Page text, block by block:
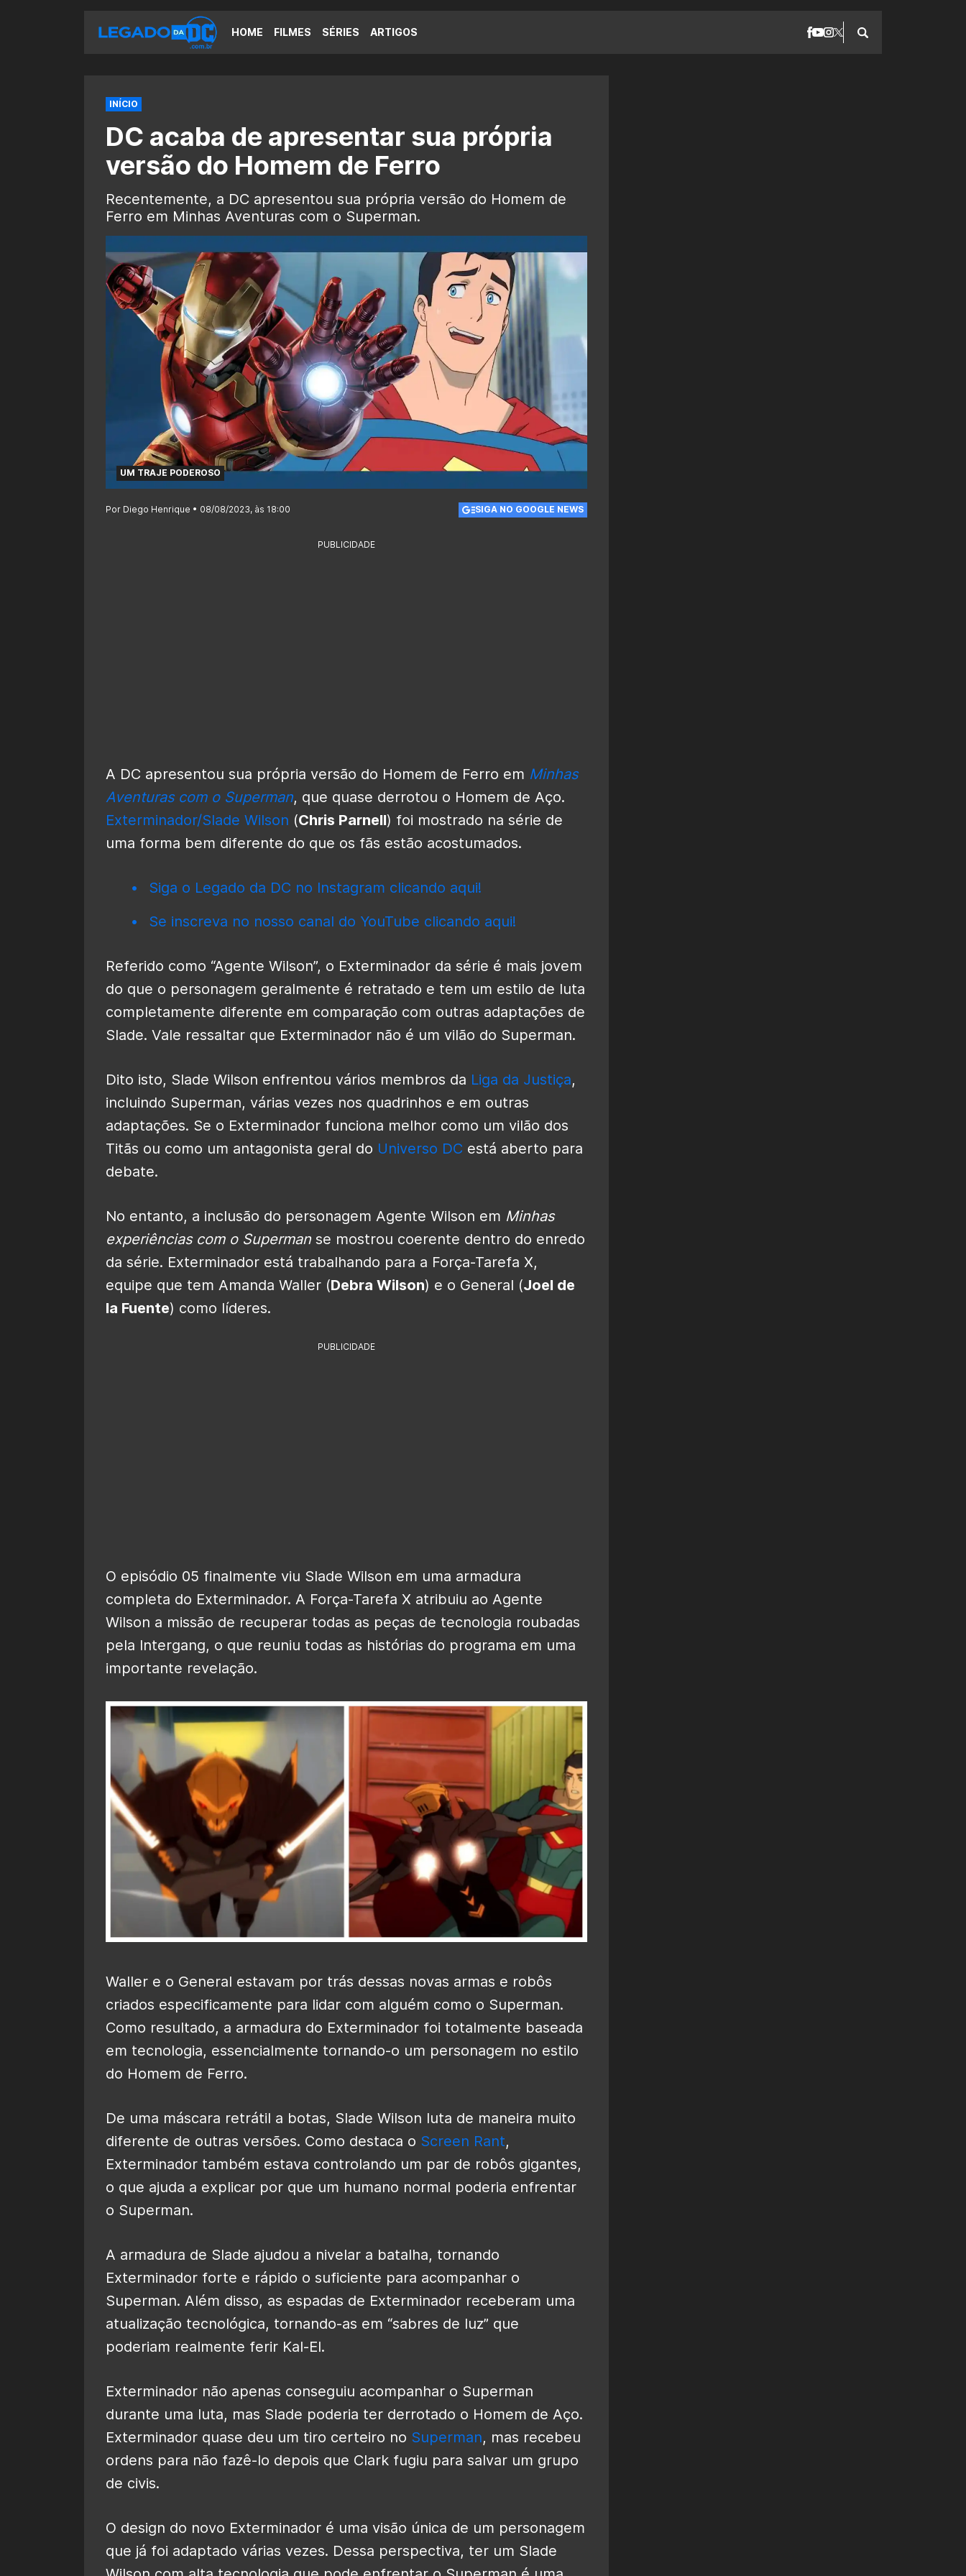
HOME FILMES SÉRIES ARTIGOS
INÍCIO
DC acaba de apresentar sua própria
versão do Homem de Ferro
Recentemente, a DC apresentou sua própria versão do Homem de
Ferro em Minhas Aventuras com o Superman.
UM TRAJE PODEROSO
Por Diego Henrique • 08/08/2023, às 18:00 SIGA NO GOOGLE NEWS
PUBLICIDADE
A DC apresentou sua própria versão do Homem de Ferro em Minhas
Aventuras com o Superman, que quase derrotou o Homem de Aço.
Exterminador/Slade Wilson (Chris Parnell) foi mostrado na série de
uma forma bem diferente do que os fãs estão acostumados.
Siga o Legado da DC no Instagram clicando aqui!
Se inscreva no nosso canal do YouTube clicando aqui!
Referido como “Agente Wilson”, o Exterminador da série é mais jovem
do que o personagem geralmente é retratado e tem um estilo de luta
completamente diferente em comparação com outras adaptações de
Slade. Vale ressaltar que Exterminador não é um vilão do Superman.
Dito isto, Slade Wilson enfrentou vários membros da Liga da Justiça,
incluindo Superman, várias vezes nos quadrinhos e em outras
adaptações. Se o Exterminador funciona melhor como um vilão dos
Titãs ou como um antagonista geral do Universo DC está aberto para
debate.
No entanto, a inclusão do personagem Agente Wilson em Minhas
experiências com o Superman se mostrou coerente dentro do enredo
da série. Exterminador está trabalhando para a Força-Tarefa X,
equipe que tem Amanda Waller (Debra Wilson) e o General (Joel de
la Fuente) como líderes.
PUBLICIDADE
O episódio 05 finalmente viu Slade Wilson em uma armadura
completa do Exterminador. A Força-Tarefa X atribuiu ao Agente
Wilson a missão de recuperar todas as peças de tecnologia roubadas
pela Intergang, o que reuniu todas as histórias do programa em uma
importante revelação.
Waller e o General estavam por trás dessas novas armas e robôs
criados especificamente para lidar com alguém como o Superman.
Como resultado, a armadura do Exterminador foi totalmente baseada
em tecnologia, essencialmente tornando-o um personagem no estilo
do Homem de Ferro.
De uma máscara retrátil a botas, Slade Wilson luta de maneira muito
diferente de outras versões. Como destaca o Screen Rant,
Exterminador também estava controlando um par de robôs gigantes,
o que ajuda a explicar por que um humano normal poderia enfrentar
o Superman.
A armadura de Slade ajudou a nivelar a batalha, tornando
Exterminador forte e rápido o suficiente para acompanhar o
Superman. Além disso, as espadas de Exterminador receberam uma
atualização tecnológica, tornando-as em “sabres de luz” que
poderiam realmente ferir Kal-El.
Exterminador não apenas conseguiu acompanhar o Superman
durante uma luta, mas Slade poderia ter derrotado o Homem de Aço.
Exterminador quase deu um tiro certeiro no Superman, mas recebeu
ordens para não fazê-lo depois que Clark fugiu para salvar um grupo
de civis.
O design do novo Exterminador é uma visão única de um personagem
que já foi adaptado várias vezes. Dessa perspectiva, ter um Slade